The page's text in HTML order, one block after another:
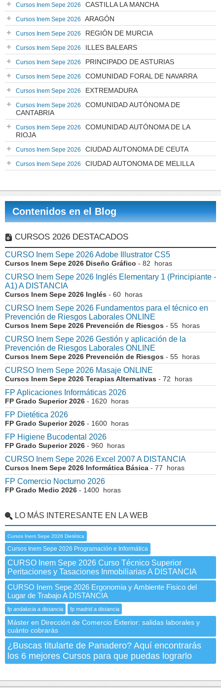
Cursos Inem Sepe 2026 CASTILLA LA MANCHA
Cursos Inem Sepe 2026 ARAGÓN
Cursos Inem Sepe 2026 REGIÓN DE MURCIA
Cursos Inem Sepe 2026 ILLES BALEARS
Cursos Inem Sepe 2026 PRINCIPADO DE ASTURIAS
Cursos Inem Sepe 2026 COMUNIDAD FORAL DE NAVARRA
Cursos Inem Sepe 2026 EXTREMADURA
Cursos Inem Sepe 2026
COMUNIDAD AUTÓNOMA DE
CANTABRIA
Cursos Inem Sepe 2026
COMUNIDAD AUTÓNOMA DE LA
RIOJA
Cursos Inem Sepe 2026 CIUDAD AUTONOMA DE CEUTA
Cursos Inem Sepe 2026 CIUDAD AUTONOMA DE MELILLA
Contenidos en el Blog
CURSOS 2026 DESTACADOS
CURSO Inem Sepe 2026 Adobe Illustrator CS5
Cursos Inem Sepe 2026 Diseño Gráfico - 82 horas
CURSO Inem Sepe 2026 Inglés Elementary 1 (Principiante -
A1) A DISTANCIA
Cursos Inem Sepe 2026 Inglés - 60 horas
CURSO Inem Sepe 2026 Fundamentos para el técnico en
Prevención de Riesgos Laborales ONLINE
Cursos Inem Sepe 2026 Prevención de Riesgos - 55 horas
CURSO Inem Sepe 2026 Gestión y aplicación de la
Prevención de Riesgos Laborales ONLINE
Cursos Inem Sepe 2026 Prevención de Riesgos - 55 horas
CURSO Inem Sepe 2026 Masaje ONLINE
Cursos Inem Sepe 2026 Terapias Alternativas - 72 horas
FP Aplicaciones Informáticas 2026
FP Grado Superior 2026 - 1620 horas
FP Dietética 2026
FP Grado Superior 2026 - 1600 horas
FP Higiene Bucodental 2026
FP Grado Superior 2026 - 960 horas
CURSO Inem Sepe 2026 Excel 2007 A DISTANCIA
Cursos Inem Sepe 2026 Informática Básica - 77 horas
FP Comercio Nocturno 2026
FP Grado Medio 2026 - 1400 horas
LO MÁS INTERESANTE EN LA WEB
Cursos Inem Sepe 2026 Dietética
Cursos Inem Sepe 2026 Programación e Informática
CURSO Inem Sepe 2026 Curso Técnico Superior
Peritaciones y Tasaciones Inmobiliarias A DISTANCIA
CURSO Inem Sepe 2026 Ergonomia y Ambiente Fisico del
Lugar de Trabajo A DISTANCIA
fp andalucia a distancia fp madrid a distancia
Máster en Dirección de Comercio Exterior: salidas laborales y
cuánto cobrarás
¿Buscas titularte de Panadero? Aquí encontrarás
los 6 mejores Cursos para que puedas lograrlo